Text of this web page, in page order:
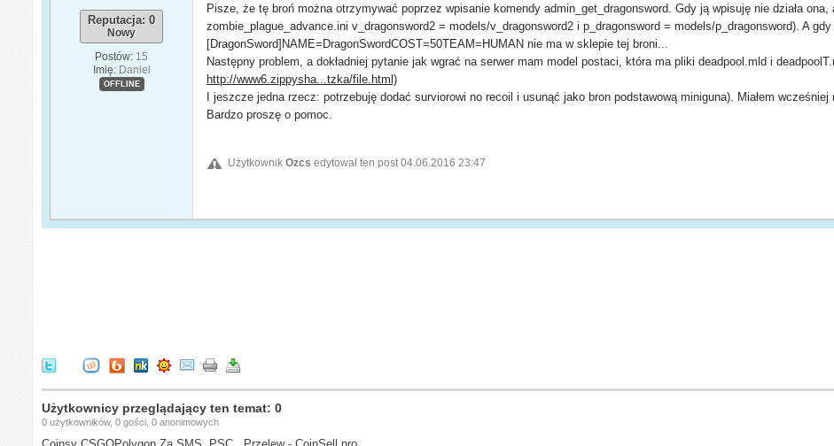
Reputacja: 0
Nowy
Postów: 15
Imię: Daniel
OFFLINE
Pisze, że tę broń można otrzymywać poprzez wpisanie komendy admin_get_dragonsword. Gdy ją wpisuję nie działa ona,
zombie_plague_advance.ini v_dragonsword2 = models/v_dragonsword2 i p_dragonsword = models/p_dragonsword). A
[DragonSword]NAME=DragonSwordCOST=50TEAM=HUMAN nie ma w sklepie tej broni...
Następny problem, a dokładniej pytanie jak wgrać na serwer mam model postaci, która ma pliki deadpool.mld i
http://www6.zippysha...tzka/file.html)
I jeszcze jedna rzecz: potrzebuję dodać surviorowi no recoil i usunąć jako bron podstawową miniguna). Miałem wcześniej
Bardzo proszę o pomoc.
UżytkownikOzcs edytował ten post 04.06.2016 23:47
Użytkownicy przeglądający ten temat: 0
0 użytkowników, 0 gości, 0 anonimowych